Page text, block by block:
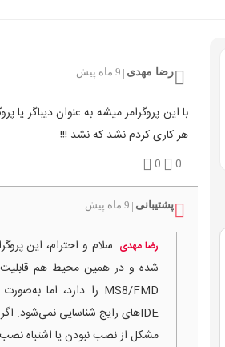
رضا مهدی 9 ماه پیش
هر کاری کردم نشد که نشد !!!
0
0
پشتیبانی 9 ماه پیش
رضا مهدی
شده و در همین محیط هم قابلیت